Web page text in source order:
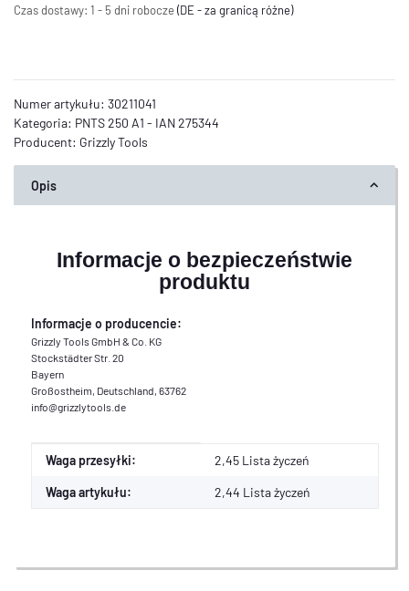
Czas dostawy: 1 - 5 dni robocze (DE - za granicą różne)
Numer artykułu: 30211041
Kategoria: PNTS 250 A1 - IAN 275344
Producent: Grizzly Tools
Opis
Informacje o bezpieczeństwie
produktu
Informacje o producencie:
Grizzly Tools GmbH & Co. KG
Stockstädter Str. 20
Bayern
Großostheim, Deutschland, 63762
info@grizzlytools.de
Cecha produktu
Wartość
Waga przesyłki: 2,45 Lista życzeń
Waga artykułu: 2,44 Lista życzeń